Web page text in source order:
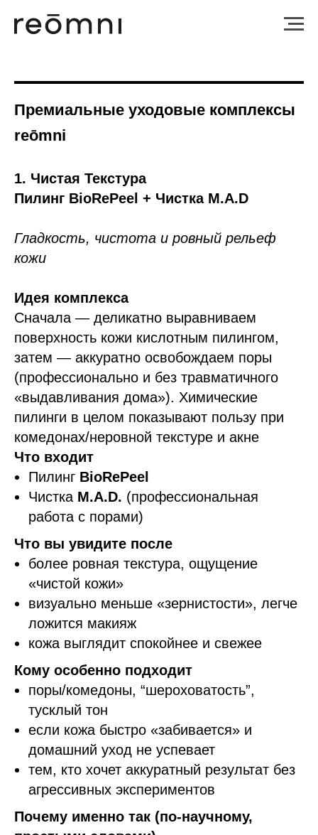
Премиальные уходовые комплексы
reōmni
1. Чистая Текстура
Пилинг BioRePeel + Чистка M.A.D
Гладкость, чистота и ровный рельеф
кожи
Идея комплекса
Сначала — деликатно выравниваем
поверхность кожи кислотным пилингом,
затем — аккуратно освобождаем поры
(профессионально и без травматичного
«выдавливания дома»). Химические
пилинги в целом показывают пользу при
комедонах/неровной текстуре и акне
Что входит
Пилинг BioRePeel
Чистка M.A.D. (профессиональная
работа с порами)
Что вы увидите после
более ровная текстура, ощущение
«чистой кожи»
визуально меньше «зернистости», легче
ложится макияж
кожа выглядит спокойнее и свежее
Кому особенно подходит
поры/комедоны, “шероховатость”,
тусклый тон
если кожа быстро «забивается» и
домашний уход не успевает
тем, кто хочет аккуратный результат без
агрессивных экспериментов
Почему именно так (по-научному,